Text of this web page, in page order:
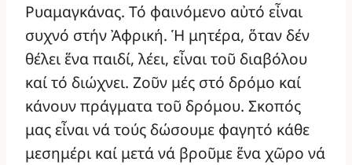
Ρυαμαγκάνας. Τό φαινόμενο αὐτό εἶναι
συχνό στήν Ἀφρική. Ἡ μητέρα, ὅταν δέν
θέλει ἕνα παιδί, λέει, εἶναι τοῦ διαβόλου
καί τό διώχνει. Ζοῦν μές στό δρόμο καί
κάνουν πράγματα τοῦ δρόμου. Σκοπός
μας εἶναι νά τούς δώσουμε φαγητό κάθε
μεσημέρι καί μετά νά βροῦμε ἕνα χῶρο νά